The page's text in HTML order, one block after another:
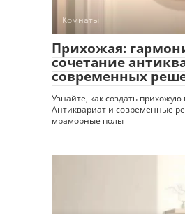
Комнаты
Прихожая:
сочетание
современных
Узнайте, как создать прихожую
Антиквариат и современные
мраморные полы